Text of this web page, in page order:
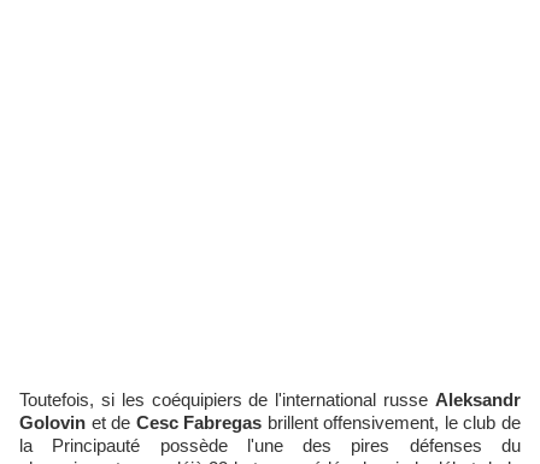
Toutefois, si les coéquipiers de l'international russe Aleksandr
Golovin et de Cesc Fabregas brillent offensivement, le club de
la Principauté possède l'une des pires défenses du